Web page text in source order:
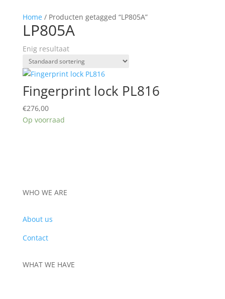
Home/ Producten getagged “LP805A”
LP805A
Enig resultaat
Fingerprint lock PL816
€276,00
Op voorraad
WHO WE ARE
About us
Contact
WHAT WE HAVE